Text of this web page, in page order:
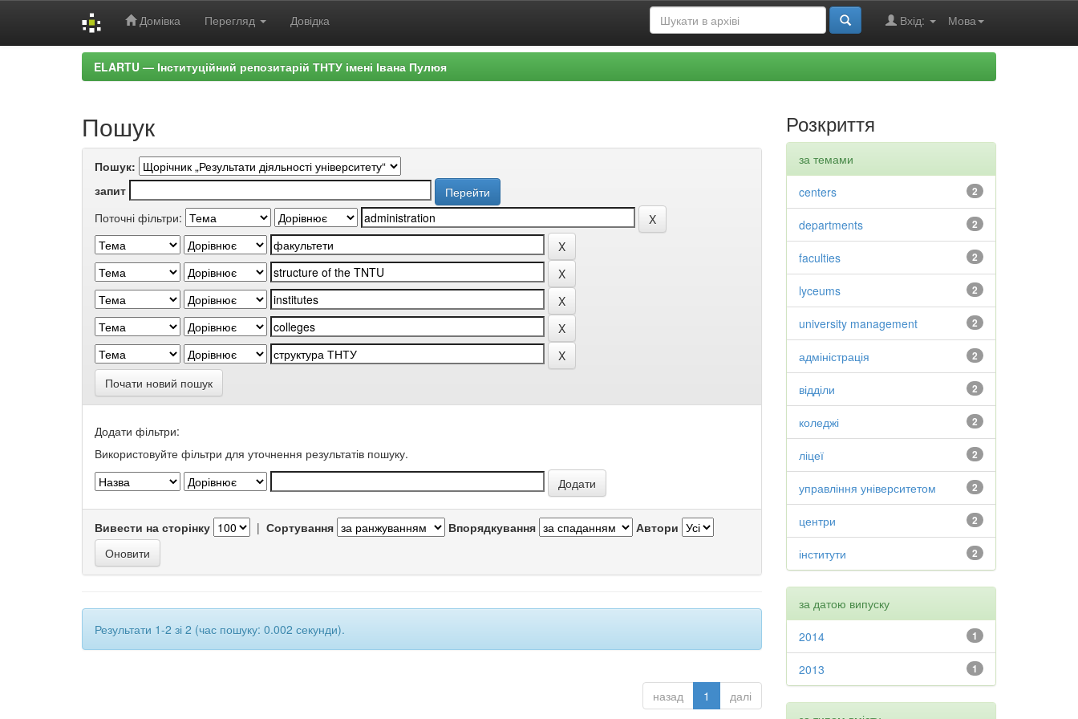
Домівка Перегляд Довідка Мова
Вхід:
ELARTU — Інституційний репозитарій ТНТУ імені Івана Пулюя
Пошук
Пошук:
запит
Поточні фільтри:
Почати новий пошук
Додати фільтри:
Використовуйте фільтри для уточнення результатів пошуку.
Вивести на сторінку | Сортування Впорядкування Автори
Результати 1-2 зі 2 (час пошуку: 0.002 секунди).
назад 1 далі
Розкриття
за темами
2
centers
2
departments
2
faculties
2
lyceums
2
university management
2
адміністрація
2
відділи
2
коледжі
2
ліцеї
2
управління університетом
2
центри
2
інститути
за датою випуску
1
2014
1
2013